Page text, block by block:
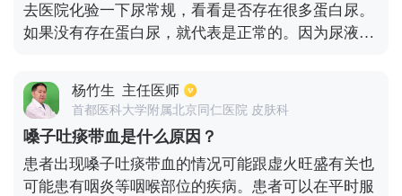
免导致病情的加重。
去医院化验一下尿常规，看看是否存在很多蛋白尿。
如果没有存在蛋白尿，就代表是正常的。因为尿液中
面张力不同，排入小便后就会形成一些泡沫，且泡沫
大小不等，是不需要太担心的。通过尿常规的检查发
现没有蛋白尿的话，平时注意多喝水，多吃新鲜蔬
果，少吃油腻食物，这样的话，小便起泡沫就会得到
一些改善。
杨竹生 主任医师
首都医科大学附属北京同仁医院 皮肤科
嗓子吐痰带血是什么原因？
患者出现嗓子吐痰带血的情况可能跟虚火旺盛有关也
可能患有咽炎等咽喉部位的疾病。患者可以在平时服